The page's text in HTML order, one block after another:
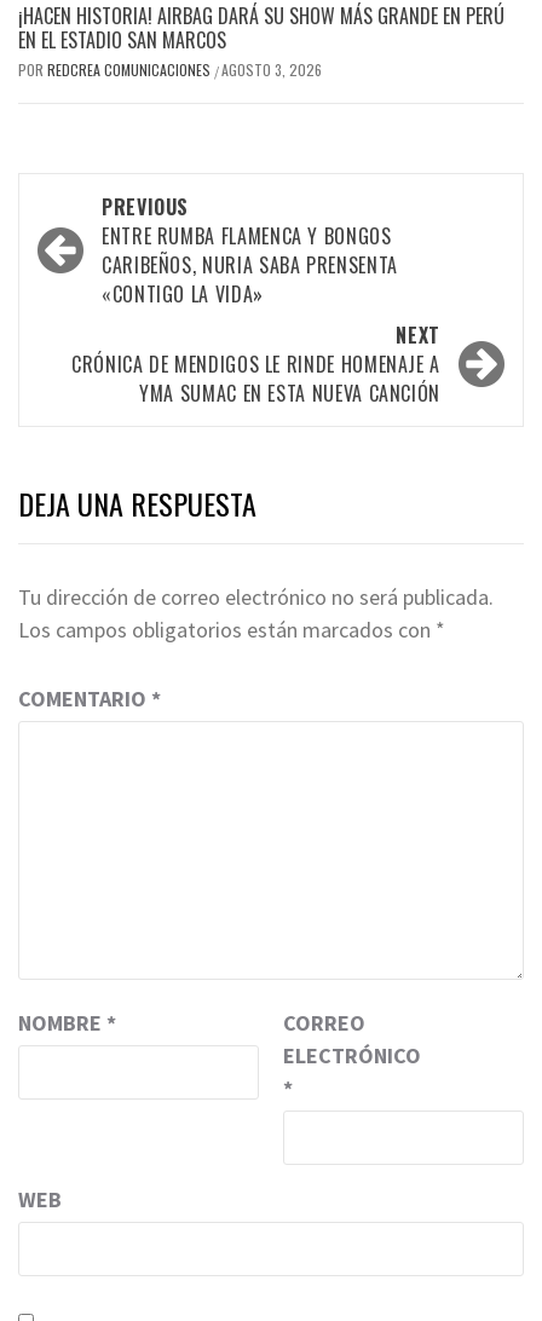
¡HACEN HISTORIA! AIRBAG DARÁ SU SHOW MÁS GRANDE EN PERÚ
EN EL ESTADIO SAN MARCOS
POR REDCREA COMUNICACIONES /AGOSTO 3, 2026
navigation
PREVIOUS
ENTRE RUMBA FLAMENCA Y BONGOS
CARIBEÑOS, NURIA SABA PRENSENTA
«CONTIGO LA VIDA»
NEXT
CRÓNICA DE MENDIGOS LE RINDE HOMENAJE A
YMA SUMAC EN ESTA NUEVA CANCIÓN
DEJA UNA RESPUESTA
Tu dirección de correo electrónico no será publicada.
Los campos obligatorios están marcados con *
COMENTARIO *
NOMBRE *
CORREO
ELECTRÓNICO
*
WEB